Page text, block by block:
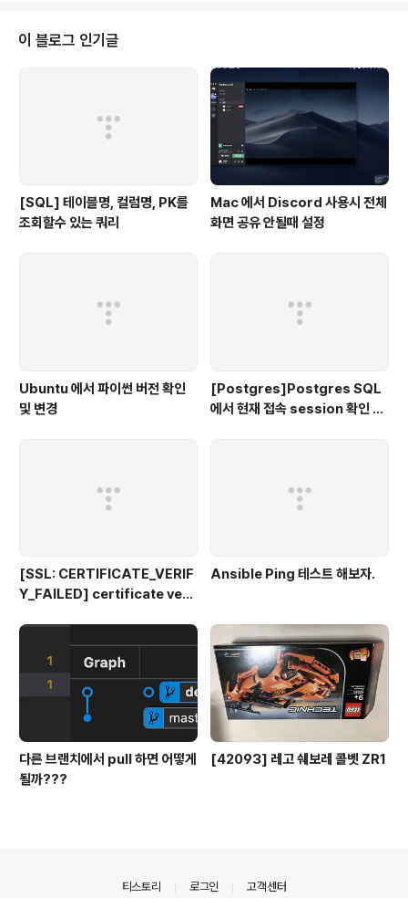
이 블로그 인기글
[SQL] 테이블명, 컬럼명, PK를
조회할수 있는 쿼리
Mac 에서 Discord 사용시 전체
화면 공유 안될때 설정
Ubuntu 에서 파이썬 버전 확인
및 변경
[Postgres]Postgres SQL
에서 현재 접속 session 확인 및
[SSL: CERTIFICATE_VERIF
Y_FAILED] certificate veri
al issuer certificate
Ansible Ping 테스트 해보자.
다른 브랜치에서 pull 하면 어떻게
될까???
[42093] 레고 쉐보레 콜벳 ZR1
티스토리 로그인 고객센터